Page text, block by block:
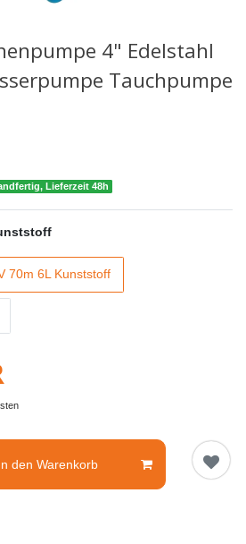
4" Edelstahl
Tauchpumpe
Lieferzeit 48h
70m 6L Kunststoff
den Warenkorb